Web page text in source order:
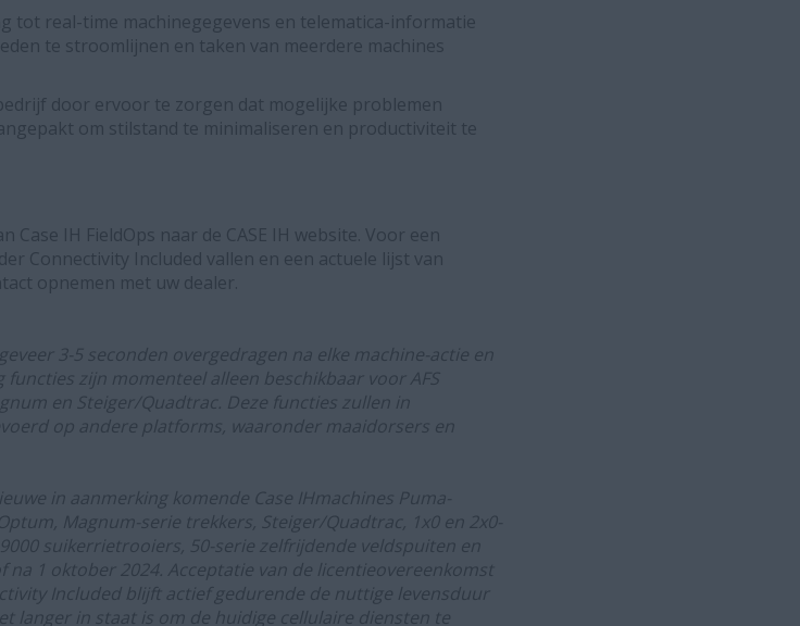
tot real-time machinegegevens en telematica-informatie
te stroomlijnen en taken van meerdere machines
door ervoor te zorgen dat mogelijke problemen
om stilstand te minimaliseren en productiviteit te
IH FieldOps naar de CASE IH website. Voor een
Connectivity Included vallen en een actuele lijst van
opnemen met uw dealer.
3-5 seconden overgedragen na elke machine-actie en
zijn momenteel alleen beschikbaar voor AFS
en Steiger/Quadtrac. Deze functies zullen in
op andere platforms, waaronder maaidorsers en
in aanmerking komende Case IHmachines Puma-
Magnum-serie trekkers, Steiger/Quadtrac, 1x0 en 2x0-
suikerrietrooiers, 50-serie zelfrijdende veldspuiten en
1 oktober 2024. Acceptatie van de licentieovereenkomst
Included blijft actief gedurende de nuttige levensduur
langer in staat is om de huidige cellulaire diensten te